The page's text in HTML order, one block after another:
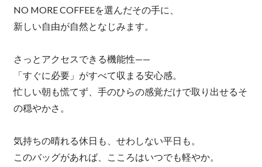
NO MORE COFFEEを選んだその手に、
新しい自由が自然となじみます。
さっとアクセスできる機能性——
「すぐに必要」がすべて収まる安心感。
忙しい朝も慌てず、手のひらの感覚だけで取り出せるそ
の穏やかさ。
気持ちの晴れる休日も、せわしない平日も。
このバッグがあれば、こころはいつでも軽やか。